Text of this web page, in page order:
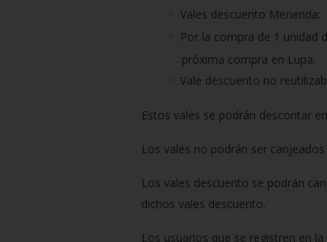
Vales descuento Merienda:
Por la compra de 1 unidad
próxima compra en Lupa.
Vale descuento no
Estos vales se podrán descontar
Los vales no podrán ser
Los vales descuento se podrán
dichos vales descuento.
Los usuarios que se registren en